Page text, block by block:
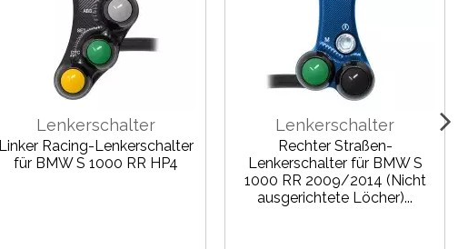
Lenkerschalter
Linker Racing-Lenkerschalter
für BMW S 1000 RR HP4
Lenkerschalter
Rechter Straßen-
Lenkerschalter für BMW S
1000 RR 2009/2014 (Nicht
ausgerichtete Löcher)...